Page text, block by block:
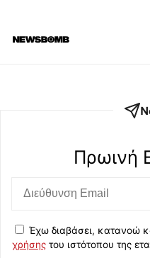
Πρωινή
Έχω διαβάσει, κατανοώ
χρήσης του ιστότοπου της